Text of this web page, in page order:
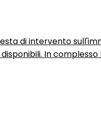
di intervento
In complesso